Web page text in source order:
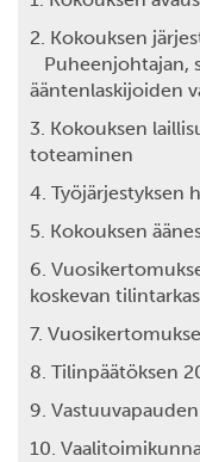
2. Kokouksen
Puheenjohtajan,
ääntenlaskijoiden
3. Kokouksen
toteaminen
4. Työjärjestyksen
5. Kokouksen
6.
koskevan
7.
8. Tilinpäätöksen
9.
10.